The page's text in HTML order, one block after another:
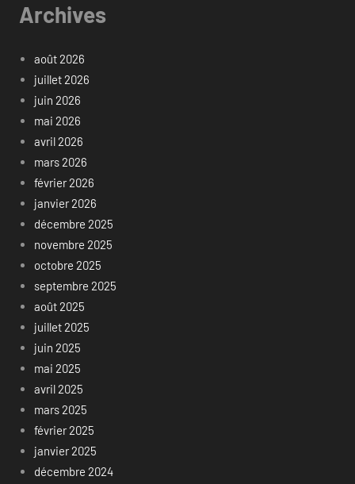
Archives
août 2026
juillet 2026
juin 2026
mai 2026
avril 2026
mars 2026
février 2026
janvier 2026
décembre 2025
novembre 2025
octobre 2025
septembre 2025
août 2025
juillet 2025
juin 2025
mai 2025
avril 2025
mars 2025
février 2025
janvier 2025
décembre 2024